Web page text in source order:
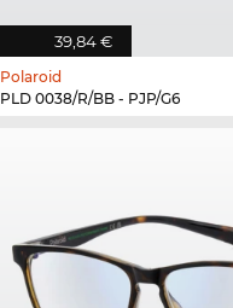
39,84 €
Polaroid
PLD 0038/R/BB - PJP/G6